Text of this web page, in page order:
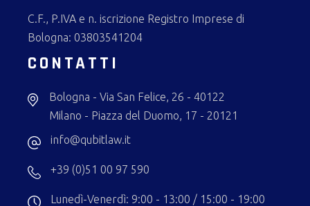
C.F., P.IVA e n. iscrizione Registro Imprese di
Bologna: 03803541204
CONTATTI
Bologna - Via San Felice, 26 - 40122
Milano - Piazza del Duomo, 17 - 20121
info@qubitlaw.it
+39 (0)51 00 97 590
Lunedì-Venerdì: 9:00 - 13:00 / 15:00 - 19:00